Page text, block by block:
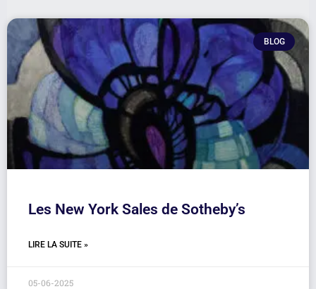
BLOG
Les New York Sales de Sotheby’s
LIRE LA SUITE »
05-06-2025